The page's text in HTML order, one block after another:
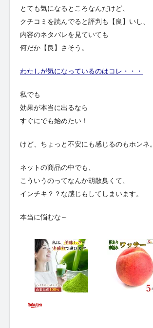
とても気になるところなんだけど、
クチコミを読んでると評判も【良】いし、
内容のネタバレを見ていても
何だか【良】さそう。
わたしが気になっているのはコレ・・・
私でも
効果が本当に出るなら
すぐにでも始めたい！
けど、ちょっと不安にも感じるのもホンネ。
ネットの商品の中でも、
こういうのってなんか胡散臭くて、
インチキ？？な感じもしてしまいます。
本当に悩むな～